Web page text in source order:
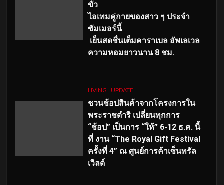
ขั้ว
ไอเทมคู่กายของสาว ๆ ประจำ
ซัมเมอร์นี้
เย็นสดชื่นเต็มคาราเบล อัพเลเวล
ความหอมยาวนาน 8 ชม.
LIVING UPDATE
ชวนช้อปสินค้าจากโครงการใน
พระราชดำริ เปลี่ยนทุกการ
“ช้อป” เป็นการ “ให้” 6-12 ธ.ค. นี้
ที่ งาน “The Royal Gift Festival
ครั้งที่ 4” ณ ศูนย์การค้าเซ็นทรัล
เวิลด์